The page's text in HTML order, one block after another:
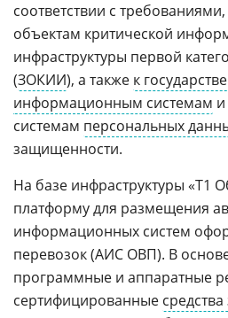
соответствии с
объектам критической
инфраструктуры первой
(ЗОКИИ), а также к
информационным системам
системам персональных
защищенности.
На базе инфраструктуры «T1
платформу для размещения
информационных систем
перевозок (АИС ОВП). В
программные и аппаратные
сертифицированные